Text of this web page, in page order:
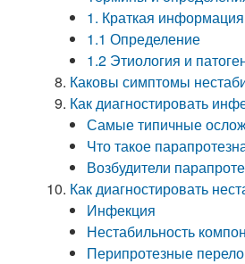
1. Краткая информация
1.1 Определение
1.2 Этиология и
Каковы симптомы
Как диагностировать
Самые типичные
Что такое
Возбудители
Как диагностировать
Инфекция
Нестабильность
Перипротезные